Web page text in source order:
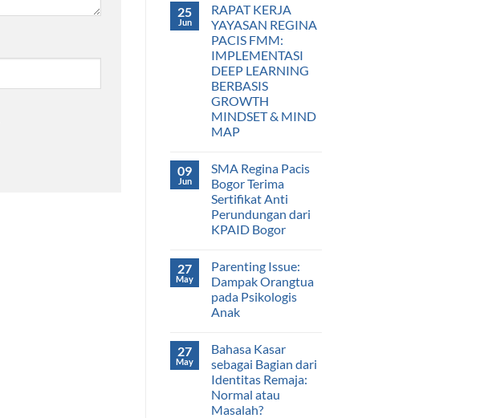
25
Jun
RAPAT KERJA
YAYASAN REGINA
PACIS FMM:
IMPLEMENTASI
DEEP LEARNING
BERBASIS
GROWTH
MINDSET & MIND
MAP
09
Jun
SMA Regina Pacis
Bogor Terima
Sertifikat Anti
Perundungan dari
KPAID Bogor
27
May
Parenting Issue:
Dampak Orangtua
pada Psikologis
Anak
27
May
Bahasa Kasar
sebagai Bagian dari
Identitas Remaja:
Normal atau
Masalah?